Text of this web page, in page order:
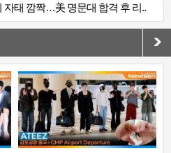
자태 깜짝…美 명문대 합격 후 리..